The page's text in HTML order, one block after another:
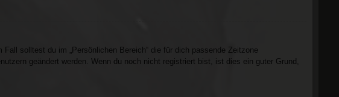
solltest du im „Persönlichen Bereich“ die für dich passende Zeitzone
geändert werden. Wenn du noch nicht registriert bist, ist dies ein guter Grund,